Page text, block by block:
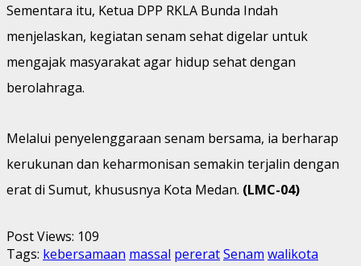
Sementara itu, Ketua DPP RKLA Bunda Indah
menjelaskan, kegiatan senam sehat digelar untuk
mengajak masyarakat agar hidup sehat dengan
berolahraga.
Melalui penyelenggaraan senam bersama, ia berharap
kerukunan dan keharmonisan semakin terjalin dengan
erat di Sumut, khususnya Kota Medan. (LMC-04)
Post Views: 109
Tags: kebersamaan massal pereratSenam walikota